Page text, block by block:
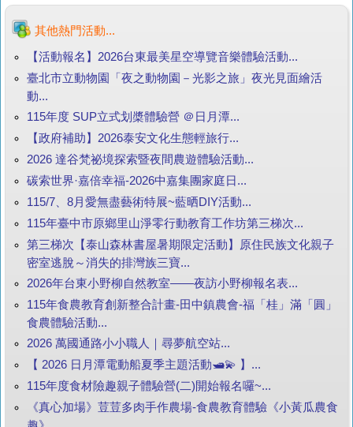
其他熱門活動...
【活動報名】2026台東最美星空導覽音樂體驗活動...
臺北市立動物園「夜之動物園－光影之旅」夜光見面繪活
動...
115年度 SUP立式划槳體驗營 ＠日月潭...
【政府補助】2026泰安文化生態輕旅行...
2026 達谷梵祕境探索暨夜間農遊體驗活動...
碳索世界·嘉倍幸福-2026中嘉集團家庭日...
115/7、8月愛無盡藝術特展~藍晒DIY活動...
115年臺中市原鄉里山淨零行動教育工作坊第三梯次...
第三梯次【泰山森林書屋暑期限定活動】原住民族文化親子
密室逃脫～消失的排灣族三寶...
2026年台東小野柳自然教室——夜訪小野柳報名表...
115年食農教育創新整合計畫-田中鎮農會-福「桂」滿「圓」
食農體驗活動...
2026 萬國通路小小職人｜尋夢航空站...
【 2026 日月潭電動船夏季主題活動🛥️💫 】...
115年度食材險趣親子體驗營(二)開始報名囉~...
《真心加場》荳荳多肉手作農場-食農教育體驗《小黃瓜農食